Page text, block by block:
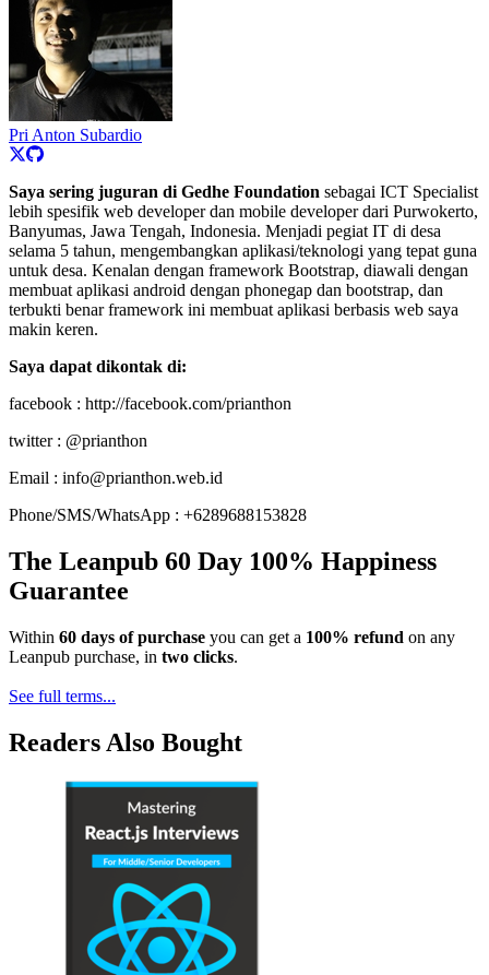
Pri Anton Subardio
Saya sering juguran di Gedhe Foundation sebagai ICT Specialist
lebih spesifik web developer dan mobile developer dari Purwokerto,
Banyumas, Jawa Tengah, Indonesia. Menjadi pegiat IT di desa
selama 5 tahun, mengembangkan aplikasi/teknologi yang tepat guna
untuk desa. Kenalan dengan framework Bootstrap, diawali dengan
membuat aplikasi android dengan phonegap dan bootstrap, dan
terbukti benar framework ini membuat aplikasi berbasis web saya
makin keren.
Saya dapat dikontak di:
facebook : http://facebook.com/prianthon
twitter : @prianthon
Email : info@prianthon.web.id
Phone/SMS/WhatsApp : +6289688153828
The Leanpub 60 Day 100% Happiness
Guarantee
Within 60 days of purchase you can get a 100% refund on any
Leanpub purchase, in two clicks.
See full terms...
Readers Also Bought